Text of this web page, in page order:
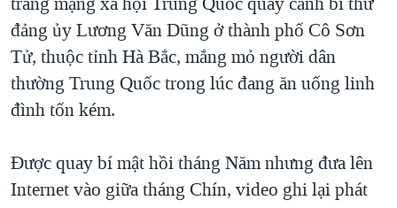
đảng ủy Lương Văn Dũng ở thành phố Cô Sơn
Tử, thuộc tỉnh Hà Bắc, mắng mỏ người dân
thường Trung Quốc trong lúc đang ăn uống linh
đình tốn kém.
Ðược quay bí mật hồi tháng Năm nhưng đưa lên
Internet vào giữa tháng Chín, video ghi lại phát